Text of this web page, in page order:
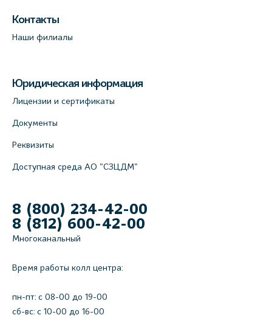
Контакты
Наши филиалы
Юридическая информация
Лицензии и сертификаты
Документы
Реквизиты
Доступная среда АО "СЗЦДМ"
8 (800) 234-42-00
8 (812) 600-42-00
Многоканальный
Время работы колл центра:
пн-пт: c 08-00 до 19-00
сб-вс: с 10-00 до 16-00